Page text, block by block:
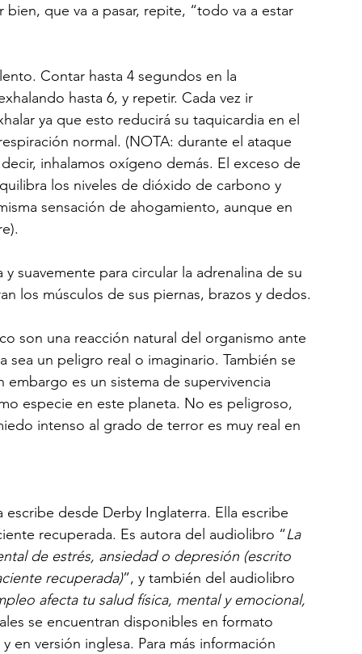
que va a pasar, repite, “todo va a estar
Contar hasta 4 segundos en la
hasta 6, y repetir. Cada vez ir
ya que esto reducirá su taquicardia en el
normal. (NOTA: durante el ataque
inhalamos oxígeno demás. El exceso de
los niveles de dióxido de carbono y
sensación de ahogamiento, aunque en
suavemente para circular la adrenalina de su
los músculos de sus piernas, brazos y dedos.
son una reacción natural del organismo ante
un peligro real o imaginario. También se
embargo es un sistema de supervivencia
especie en este planeta. No es peligroso,
intenso al grado de terror es muy real en
escribe desde Derby Inglaterra. Ella escribe
recuperada. Es autora del audiolibro “La
de estrés, ansiedad o depresión (escrito
recuperada)”, y también del audiolibro
afecta tu salud física, mental y emocional,
se encuentran disponibles en formato
y en versión inglesa. Para más información